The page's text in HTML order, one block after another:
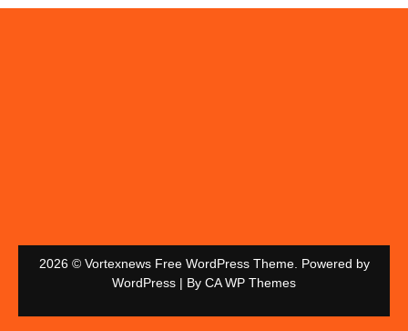
2026 © Vortexnews Free WordPress Theme. Powered by
WordPress | By CA WP Themes